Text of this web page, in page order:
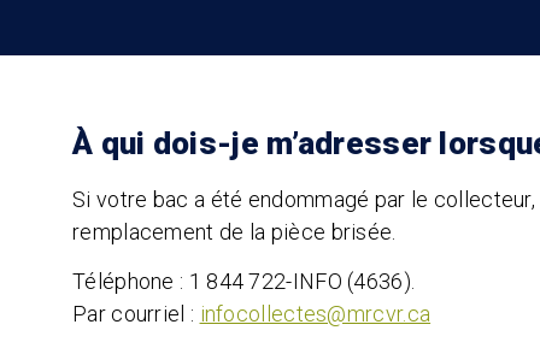
À qui dois-je m’adresser
Si votre bac a été endommagé par le
remplacement de la pièce brisée.
Téléphone : 1 844 722-INFO (4636).
Par courriel : infocollectes@mrcvr.ca